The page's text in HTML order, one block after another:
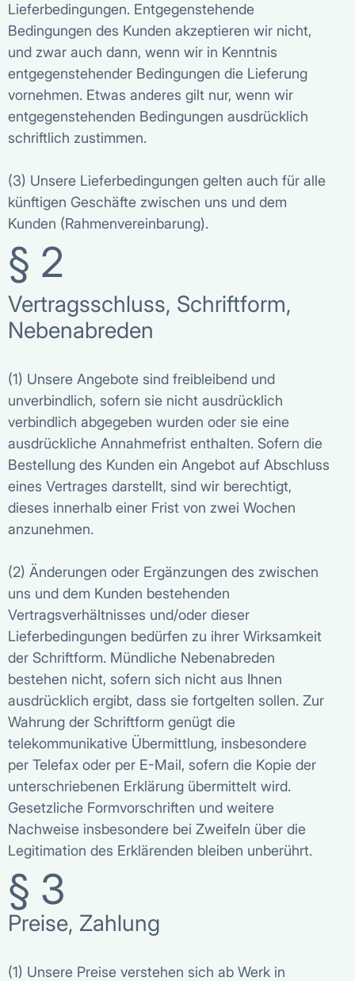
Lieferbedingungen. Entgegenstehende
Bedingungen des Kunden akzeptieren wir nicht,
und zwar auch dann, wenn wir in Kenntnis
entgegenstehender Bedingungen die Lieferung
vornehmen. Etwas anderes gilt nur, wenn wir
entgegenstehenden Bedingungen ausdrücklich
schriftlich zustimmen.
(3) Unsere Lieferbedingungen gelten auch für alle
künftigen Geschäfte zwischen uns und dem
Kunden (Rahmenvereinbarung).
§ 2
Vertragsschluss, Schriftform,
Nebenabreden
(1) Unsere Angebote sind freibleibend und
unverbindlich, sofern sie nicht ausdrücklich
verbindlich abgegeben wurden oder sie eine
ausdrückliche Annahmefrist enthalten. Sofern die
Bestellung des Kunden ein Angebot auf Abschluss
eines Vertrages darstellt, sind wir berechtigt,
dieses innerhalb einer Frist von zwei Wochen
anzunehmen.
(2) Änderungen oder Ergänzungen des zwischen
uns und dem Kunden bestehenden
Vertragsverhältnisses und/oder dieser
Lieferbedingungen bedürfen zu ihrer Wirksamkeit
der Schriftform. Mündliche Nebenabreden
bestehen nicht, sofern sich nicht aus Ihnen
ausdrücklich ergibt, dass sie fortgelten sollen. Zur
Wahrung der Schriftform genügt die
telekommunikative Übermittlung, insbesondere
per Telefax oder per E-Mail, sofern die Kopie der
unterschriebenen Erklärung übermittelt wird.
Gesetzliche Formvorschriften und weitere
Nachweise insbesondere bei Zweifeln über die
Legitimation des Erklärenden bleiben unberührt.
§ 3
Preise, Zahlung
(1) Unsere Preise verstehen sich ab Werk in